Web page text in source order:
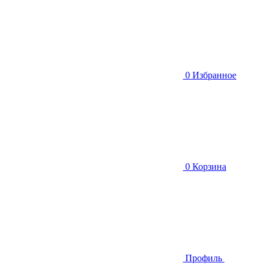
0 Избранное
0 Корзина
Профиль